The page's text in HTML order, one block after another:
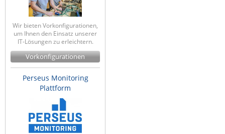
Wir bieten Vorkonfigurationen,
um Ihnen den Einsatz unserer
IT-Lösungen zu erleichtern.
Vorkonfigurationen
Perseus Monitoring
Plattform